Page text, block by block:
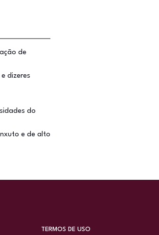
de
dizeres
do
e de alto
TERMOS DE USO